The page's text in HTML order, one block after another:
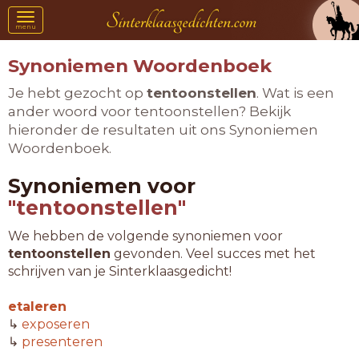
Toggle
navigation
menu
Synoniemen Woordenboek
Je hebt gezocht op tentoonstellen. Wat is een
ander woord voor tentoonstellen? Bekijk
hieronder de resultaten uit ons Synoniemen
Woordenboek.
Synoniemen voor
"tentoonstellen"
We hebben de volgende synoniemen voor
tentoonstellen gevonden. Veel succes met het
schrijven van je Sinterklaasgedicht!
etaleren
↳ exposeren
↳ presenteren